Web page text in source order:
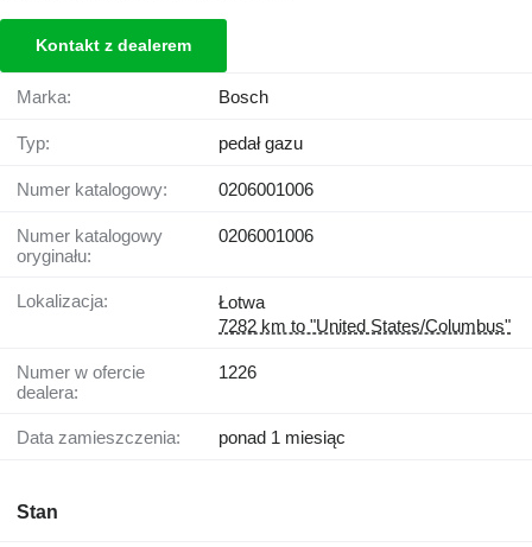
Kontakt z dealerem
Marka: Bosch
Typ: pedał gazu
Numer katalogowy: 0206001006
Numer katalogowy
oryginału:
0206001006
Lokalizacja:
Łotwa
7282 km to "United States/Columbus"
Numer w ofercie
dealera:
1226
Data zamieszczenia: ponad 1 miesiąc
Stan